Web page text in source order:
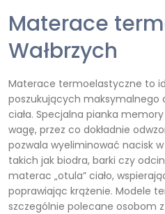
Materace
Wałbrzych
Materace termoelastyczne to
poszukujących maksymalnego
ciała. Specjalna pianka
wagę, przez co dokładnie
pozwala wyeliminować nacisk
takich jak biodra, barki czy
materac „otula” ciało,
poprawiając krążenie. Modele
szczególnie polecane osobom